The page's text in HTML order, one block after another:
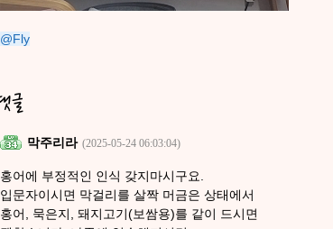
@Fly
막주리라 (2025-05-24 06:03:04)
홍어에 부정적인 인식 갖지마시구요.
입문자이시면 막걸리를 살짝 머금은 상태에서
홍어, 묵은지, 돼지고기(보쌈용)를 같이 드시면